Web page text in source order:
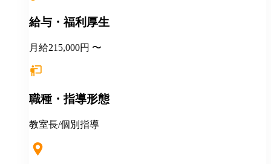
給与・福利厚生
月給215,000円 〜
職種・指導形態
教室長/個別指導